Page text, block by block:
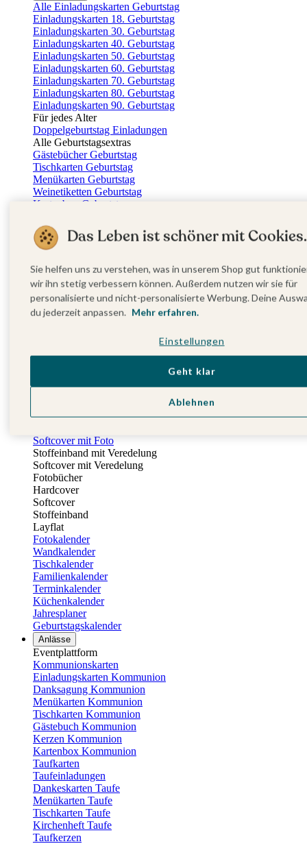
Alle Einladungskarten Geburtstag
Einladungskarten 18. Geburtstag
Einladungskarten 30. Geburtstag
Einladungskarten 40. Geburtstag
Einladungskarten 50. Geburtstag
Einladungskarten 60. Geburtstag
Einladungskarten 70. Geburtstag
Einladungskarten 80. Geburtstag
Einladungskarten 90. Geburtstag
Für jedes Alter
Doppelgeburtstag Einladungen
Alle Geburtstagsextras
Gästebücher Geburtstag
Tischkarten Geburtstag
Menükarten Geburtstag
Weinetiketten Geburtstag
Kartenbox Geburtstag
Dankeskarten Geburtstag
Fotobuch Geburtstag
Eventplattform
Einladungskarten Kindergeburtstag
Kindergeburtstag Jungen
Kindergeburtstag Mädchen
Kindergeburtstag Unisex
Einladungskarten 1. Geburtstag
Fotobücher
Fotohalter
Notizbücher
Softcover mit Foto
Stoffeinband mit Veredelung
Softcover mit Veredelung
Fotobücher
Hardcover
Softcover
Stoffeinband
Layflat
Fotokalender
Wandkalender
Tischkalender
Familienkalender
Terminkalender
Küchenkalender
Jahresplaner
Geburtstagskalender
Anlässe
Eventplattform
Kommunionskarten
Einladungskarten Kommunion
Danksagung Kommunion
Menükarten Kommunion
Tischkarten Kommunion
Gästebuch Kommunion
Kerzen Kommunion
Kartenbox Kommunion
Taufkarten
Taufeinladungen
Dankeskarten Taufe
Menükarten Taufe
Tischkarten Taufe
Kirchenheft Taufe
Taufkerzen
Das Leben ist schöner mit Cookies.
Sie helfen uns zu verstehen, was in unserem Shop gut
wir ihn stetig verbessern können. Außerdem nutzen wir sie für
personalisierte und nicht-personalisierte Werbung. Deine
du jederzeit anpassen. Mehr erfahren.
Einstellungen
Ablehnen
Geht klar